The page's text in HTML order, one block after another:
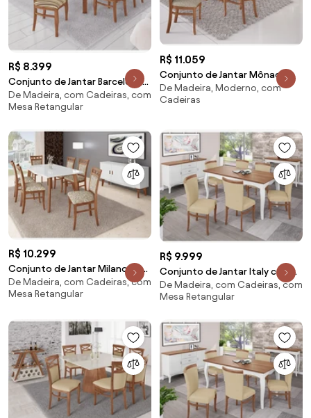
R$ 8.399
Conjunto de Jantar Barcelona
com Cadeira Munike Miller
Interiores - Mesa 1,60 com 6
De Madeira, com Cadeiras, com
Mesa Retangular
R$ 11.059
Conjunto de Jantar Mônaco
Miller Interiores - Mesa 1,80
com 8 cadeiras
De Madeira, Moderno, com
Cadeiras
R$ 10.299
Conjunto de Jantar Milano com
Cadeira Paris Miller Interiores -
Mesa 1,80 com 8 Cadeiras
De Madeira, com Cadeiras, com
Mesa Retangular
R$ 9.999
Conjunto de Jantar Italy com
Cadeira Roma Miller Interiores -
Mesa 2,00 com 8 cadeiras
De Madeira, com Cadeiras, com
Mesa Retangular